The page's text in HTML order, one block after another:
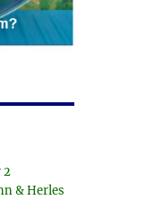
2
& Herles